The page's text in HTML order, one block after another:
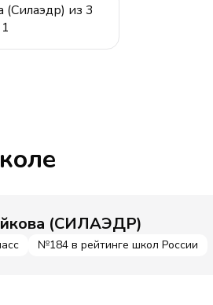
из 3
(СИЛАЭДР)
№184 в рейтинге школ России